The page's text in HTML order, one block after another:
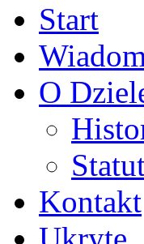
Start
O
Kontakt